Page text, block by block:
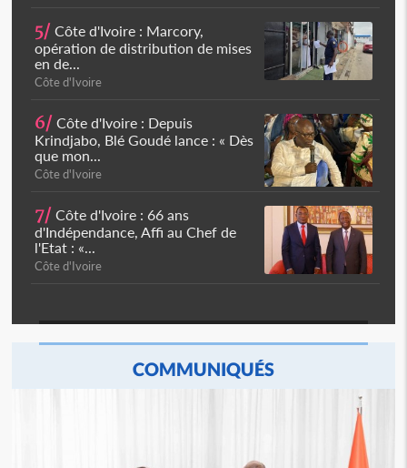
5/ Côte d'Ivoire : Marcory,
opération de distribution de mises
en de...
Côte d'Ivoire
6/ Côte d'Ivoire : Depuis
Krindjabo, Blé Goudé lance : « Dès
que mon...
Côte d'Ivoire
7/ Côte d'Ivoire : 66 ans
d'Indépendance, Affi au Chef de
l'Etat : «...
Côte d'Ivoire
COMMUNIQUÉS